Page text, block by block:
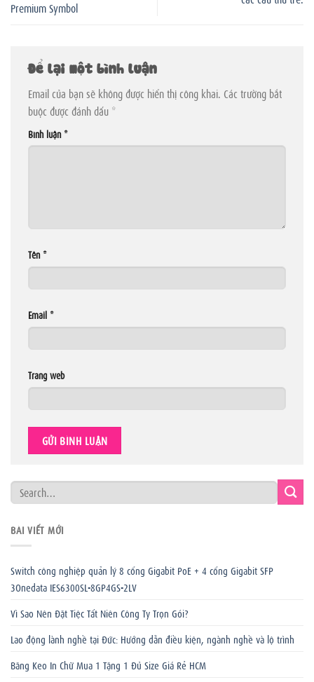
Premium Symbol
Để lại một bình luận
Email của bạn sẽ không được hiển thị công khai. Các trường bắt
buộc được đánh dấu *
Bình luận *
Tên *
Email *
Trang web
BÀI VIẾT MỚI
Switch công nghiệp quản lý 8 cổng Gigabit PoE + 4 cổng Gigabit SFP
3Onedata IES6300SL-8GP4GS-2LV
Vì Sao Nên Đặt Tiệc Tất Niên Công Ty Trọn Gói?
Lao động lành nghề tại Đức: Hướng dẫn điều kiện, ngành nghề và lộ trình
Băng Keo In Chữ Mua 1 Tặng 1 Đủ Size Giá Rẻ HCM